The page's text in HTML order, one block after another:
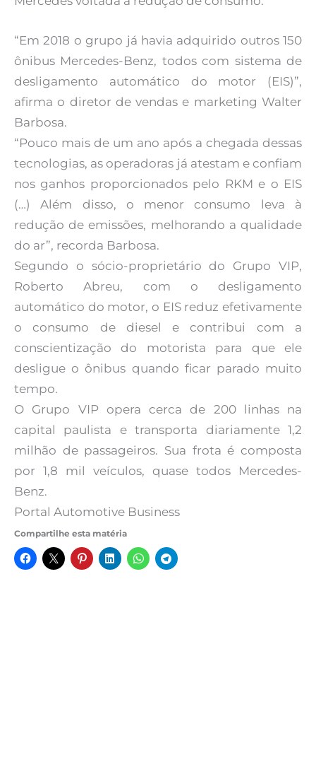
“Em 2018 o grupo já havia adquirido outros 150
ônibus Mercedes-Benz, todos com sistema de
desligamento automático do motor (EIS)”,
afirma o diretor de vendas e marketing Walter
Barbosa.
“Pouco mais de um ano após a chegada dessas
tecnologias, as operadoras já atestam e confiam
nos ganhos proporcionados pelo RKM e o EIS
(…) Além disso, o menor consumo leva à
redução de emissões, melhorando a qualidade
do ar”, recorda Barbosa.
Segundo o sócio-proprietário do Grupo VIP,
Roberto Abreu, com o desligamento
automático do motor, o EIS reduz efetivamente
o consumo de diesel e contribui com a
conscientização do motorista para que ele
desligue o ônibus quando ficar parado muito
tempo.
O Grupo VIP opera cerca de 200 linhas na
capital paulista e transporta diariamente 1,2
milhão de passageiros. Sua frota é composta
por 1,8 mil veículos, quase todos Mercedes-
Benz.
Portal Automotive Business
Compartilhe esta matéria